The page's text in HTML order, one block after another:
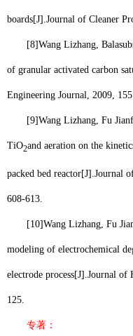
boards[J]. Journal of Cleaner
[8]Wang Lizhang ,
of granular activated carbon
Engineering Journal , 2009,
[9]Wang Lizhang , Fu
TiO2and aeration on the
packed bed reactor[J].Journal
608-613.
[10]Wang Lizhang, Fu
modeling of electrochemical
electrode process[J].Journal of
125.
专著：